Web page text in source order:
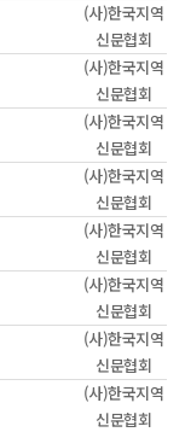
(사)한국지역
신문협회
(사)한국지역
신문협회
(사)한국지역
신문협회
(사)한국지역
신문협회
(사)한국지역
신문협회
(사)한국지역
신문협회
(사)한국지역
신문협회
(사)한국지역
신문협회